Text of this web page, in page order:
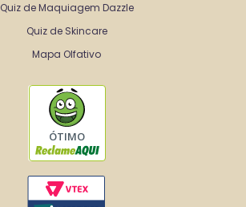
Quiz de Maquiagem Dazzle
Quiz de Skincare
Mapa Olfativo
ÓTIMO